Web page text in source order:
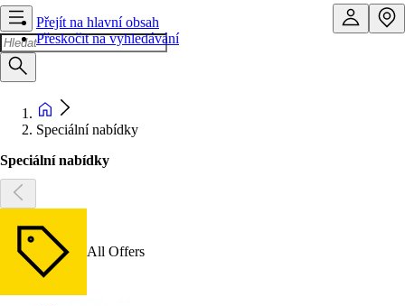
Přejít na hlavní obsah
Přeskočit na vyhledávání
Speciální nabídky
Speciální nabídky
All Offers